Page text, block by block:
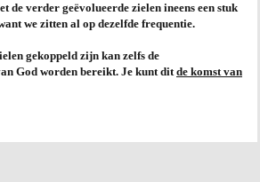
verder geëvolueerde zielen ineens een stuk
we zitten al op dezelfde frequentie.
gekoppeld zijn kan zelfs de
God worden bereikt. Je kunt ditde komst van